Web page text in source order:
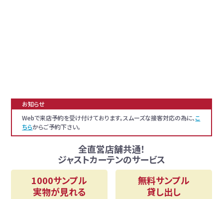
お知らせ
Webで来店予約を受け付けております。スムーズな接客対応の為に、 こ
ちらからご予約下さい。
全直営店舗共通！
ジャストカーテンのサービス
1000サンプル
実物が見れる
無料サンプル
貸し出し